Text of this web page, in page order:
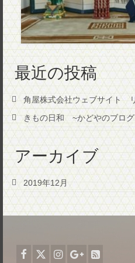
最近の投稿
角屋株式会社ウェブサイト
きもの日和 ~かどやのブログ
アーカイブ
2019年12月